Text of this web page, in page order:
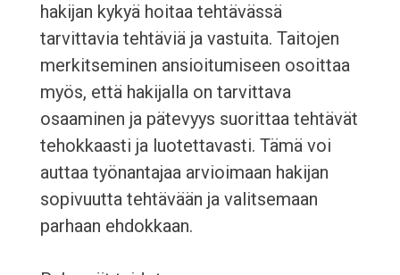
hakijan kykyä hoitaa tehtävässä
tarvittavia tehtäviä ja vastuita. Taitojen
merkitseminen ansioitumiseen osoittaa
myös, että hakijalla on tarvittava
osaaminen ja pätevyys suorittaa tehtävät
tehokkaasti ja luotettavasti. Tämä voi
auttaa työnantajaa arvioimaan hakijan
sopivuutta tehtävään ja valitsemaan
parhaan ehdokkaan.